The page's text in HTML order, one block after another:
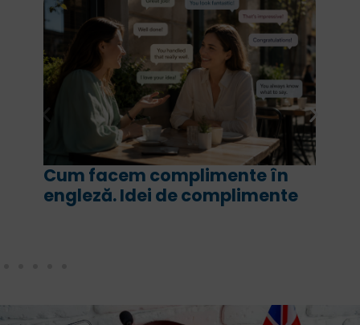
Cum facem complimente în
engleză. Idei de complimente